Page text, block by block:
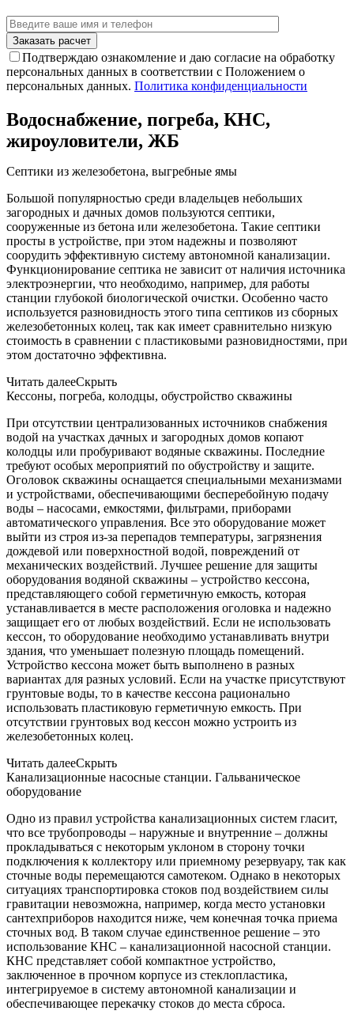
Подтверждаю ознакомление и даю согласие на обработку
персональных данных в соответствии с Положением о
персональных данных. Политика конфиденциальности
Водоснабжение, погреба, КНС,
жироуловители, ЖБ
Септики из железобетона, выгребные ямы
Большой популярностью среди владельцев небольших
загородных и дачных домов пользуются септики,
сооруженные из бетона или железобетона. Такие септики
просты в устройстве, при этом надежны и позволяют
соорудить эффективную систему автономной канализации.
Функционирование септика не зависит от наличия источника
электроэнергии, что необходимо, например, для работы
станции глубокой биологической очистки. Особенно часто
используется разновидность этого типа септиков из сборных
железобетонных колец, так как имеет сравнительно низкую
стоимость в сравнении с пластиковыми разновидностями, при
этом достаточно эффективна.
Читать далееСкрыть
Кессоны, погреба, колодцы, обустройство скважины
При отсутствии централизованных источников снабжения
водой на участках дачных и загородных домов копают
колодцы или пробуривают водяные скважины. Последние
требуют особых мероприятий по обустройству и защите.
Оголовок скважины оснащается специальными механизмами
и устройствами, обеспечивающими бесперебойную подачу
воды – насосами, емкостями, фильтрами, приборами
автоматического управления. Все это оборудование может
выйти из строя из-за перепадов температуры, загрязнения
дождевой или поверхностной водой, повреждений от
механических воздействий. Лучшее решение для защиты
оборудования водяной скважины – устройство кессона,
представляющего собой герметичную емкость, которая
устанавливается в месте расположения оголовка и надежно
защищает его от любых воздействий. Если не использовать
кессон, то оборудование необходимо устанавливать внутри
здания, что уменьшает полезную площадь помещений.
Устройство кессона может быть выполнено в разных
вариантах для разных условий. Если на участке присутствуют
грунтовые воды, то в качестве кессона рационально
использовать пластиковую герметичную емкость. При
отсутствии грунтовых вод кессон можно устроить из
железобетонных колец.
Читать далееСкрыть
Канализационные насосные станции. Гальваническое
оборудование
Одно из правил устройства канализационных систем гласит,
что все трубопроводы – наружные и внутренние – должны
прокладываться с некоторым уклоном в сторону точки
подключения к коллектору или приемному резервуару, так как
сточные воды перемещаются самотеком. Однако в некоторых
ситуациях транспортировка стоков под воздействием силы
гравитации невозможна, например, когда место установки
сантехприборов находится ниже, чем конечная точка приема
сточных вод. В таком случае единственное решение – это
использование КНС – канализационной насосной станции.
КНС представляет собой компактное устройство,
заключенное в прочном корпусе из стеклопластика,
интегрируемое в систему автономной канализации и
обеспечивающее перекачку стоков до места сброса.